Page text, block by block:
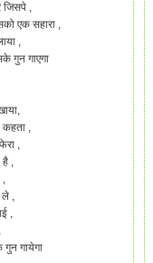
जिसपे ,
एक सहारा ,
,
गुन गाएगा
कहता ,
,
है ,
,
ले ,
,
गुन गायेगा